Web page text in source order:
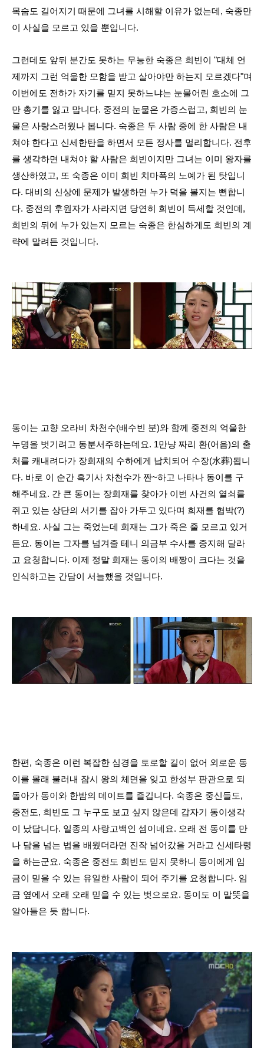
목숨도 길어지기 때문에 그녀를 시해할 이유가 없는데, 숙종만
이 사실을 모르고 있을 뿐입니다.
그런데도 앞뒤 분간도 못하는 무능한 숙종은 희빈이 "대체 언
제까지 그런 억울한 모함을 받고 살아야만 하는지 모르겠다"며
이번에도 전하가 자기를 믿지 못하느냐는 눈물어린 호소에 그
만 총기를 잃고 맙니다. 중전의 눈물은 가증스럽고, 희빈의 눈
물은 사랑스러웠나 봅니다. 숙종은 두 사람 중에 한 사람은 내
쳐야 한다고 신세한탄을 하면서 모든 정사를 멀리합니다. 전후
를 생각하면 내쳐야 할 사람은 희빈이지만 그녀는 이미 왕자를
생산하였고, 또 숙종은 이미 희빈 치마폭의 노예가 된 탓입니
다. 대비의 신상에 문제가 발생하면 누가 덕을 볼지는 뻔합니
다. 중전의 후원자가 사라지면 당연히 희빈이 득세할 것인데,
희빈의 뒤에 누가 있는지 모르는 숙종은 한심하게도 희빈의 계
략에 말려든 것입니다.
동이는 고향 오라비 차천수(배수빈 분)와 함께 중전의 억울한
누명을 벗기려고 동분서주하는데요. 1만냥 짜리 환(어음)의 출
처를 캐내려다가 장희재의 수하에게 납치되어 수장(水葬)됩니
다. 바로 이 순간 흑기사 차천수가 짠~하고 나타나 동이를 구
해주네요. 간 큰 동이는 장희재를 찾아가 이번 사건의 열쇠를
쥐고 있는 상단의 서기를 잡아 가두고 있다며 희재를 협박(?)
하네요. 사실 그는 죽었는데 희재는 그가 죽은 줄 모르고 있거
든요. 동이는 그자를 넘겨줄 테니 의금부 수사를 중지해 달라
고 요청합니다. 이제 정말 희재는 동이의 배짱이 크다는 것을
인식하고는 간담이 서늘했을 것입니다.
한편, 숙종은 이런 복잡한 심경을 토로할 길이 없어 외로운 동
이를 몰래 불러내 잠시 왕의 체면을 잊고 한성부 판관으로 되
돌아가 동이와 한밤의 데이트를 즐깁니다. 숙종은 중신들도,
중전도, 희빈도 그 누구도 보고 싶지 않은데 갑자기 동이생각
이 났답니다. 일종의 사랑고백인 셈이네요. 오래 전 동이를 만
나 담을 넘는 법을 배웠더라면 진작 넘어갔을 거라고 신세타령
을 하는군요. 숙종은 중전도 희빈도 믿지 못하니 동이에게 임
금이 믿을 수 있는 유일한 사람이 되어 주기를 요청합니다. 임
금 옆에서 오래 오래 믿을 수 있는 벗으로요. 동이도 이 말뜻을
알아들은 듯 합니다.